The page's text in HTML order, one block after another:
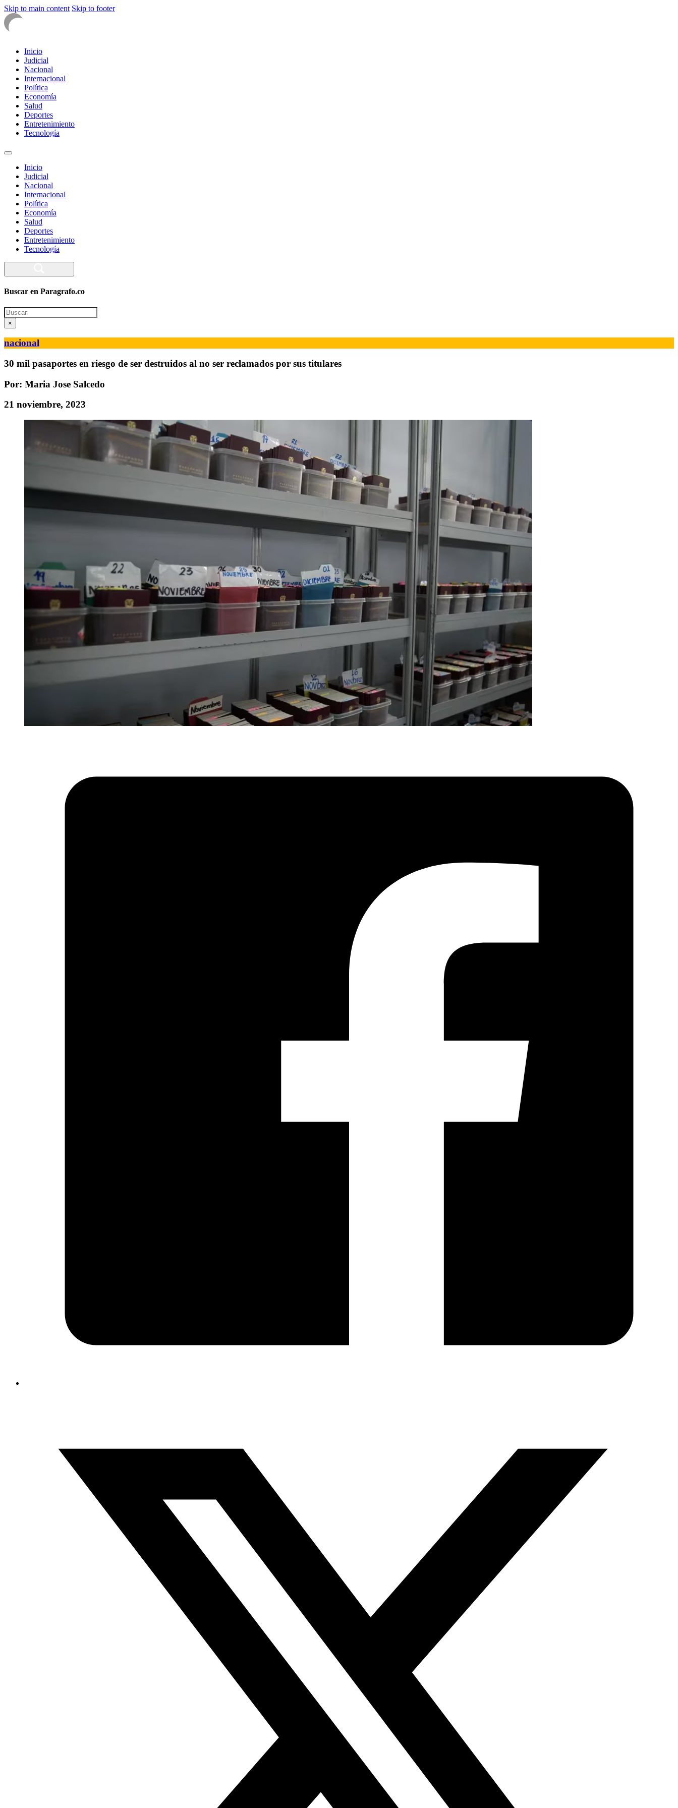
Skip to main content Skip to footer
Inicio
Judicial
Nacional
Internacional
Política
Economía
Salud
Deportes
Entretenimiento
Tecnología
Inicio
Judicial
Nacional
Internacional
Política
Economía
Salud
Deportes
Entretenimiento
Tecnología
Buscar en Paragrafo.co
Search
×
nacional
30 mil pasaportes en riesgo de ser destruidos al no ser reclamados por sus titulares
Por: Maria Jose Salcedo
21 noviembre, 2023